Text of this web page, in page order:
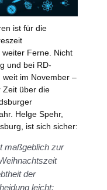
ist für die
Ferne. Nicht
und bei RD-
im November –
Zeit über die
Helge Spehr,
ist sich sicher:
maßgeblich zur
der
leicht: